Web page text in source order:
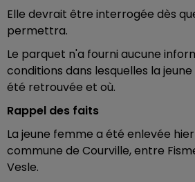
Elle devrait être interrogée dès
permettra.
Le parquet n'a fourni aucune
conditions dans lesquelles la
été retrouvée et où.
Rappel des faits
La jeune femme a été enlevée
commune de Courville, entre
Vesle.